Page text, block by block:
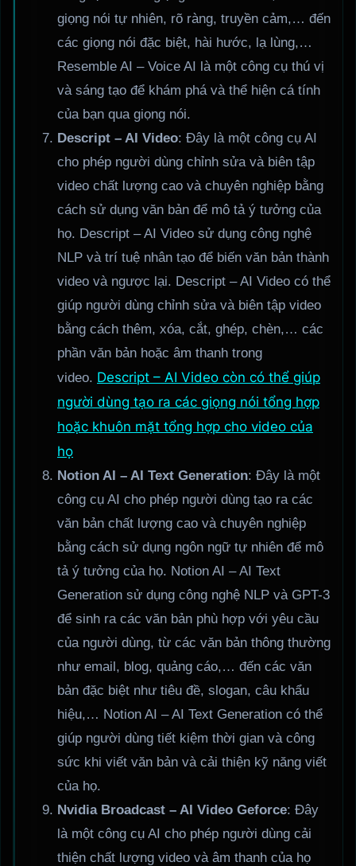
giọng nói tự nhiên, rõ ràng, truyền cảm,… đến
các giọng nói đặc biệt, hài hước, lạ lùng,…
Resemble AI – Voice AI là một công cụ thú vị
và sáng tạo để khám phá và thể hiện cá tính
của bạn qua giọng nói.
Descript – AI Video: Đây là một công cụ AI
cho phép người dùng chỉnh sửa và biên tập
video chất lượng cao và chuyên nghiệp bằng
cách sử dụng văn bản để mô tả ý tưởng của
họ. Descript – AI Video sử dụng công nghệ
NLP và trí tuệ nhân tạo để biến văn bản thành
video và ngược lại. Descript – AI Video có thể
giúp người dùng chỉnh sửa và biên tập video
bằng cách thêm, xóa, cắt, ghép, chèn,… các
phần văn bản hoặc âm thanh trong
video. Descript – AI Video còn có thể giúp
người dùng tạo ra các giọng nói tổng hợp
hoặc khuôn mặt tổng hợp cho video của
họ
Notion AI – AI Text Generation: Đây là một
công cụ AI cho phép người dùng tạo ra các
văn bản chất lượng cao và chuyên nghiệp
bằng cách sử dụng ngôn ngữ tự nhiên để mô
tả ý tưởng của họ. Notion AI – AI Text
Generation sử dụng công nghệ NLP và GPT-3
để sinh ra các văn bản phù hợp với yêu cầu
của người dùng, từ các văn bản thông thường
như email, blog, quảng cáo,… đến các văn
bản đặc biệt như tiêu đề, slogan, câu khẩu
hiệu,… Notion AI – AI Text Generation có thể
giúp người dùng tiết kiệm thời gian và công
sức khi viết văn bản và cải thiện kỹ năng viết
của họ.
Nvidia Broadcast – AI Video Geforce: Đây
là một công cụ AI cho phép người dùng cải
thiện chất lượng video và âm thanh của họ